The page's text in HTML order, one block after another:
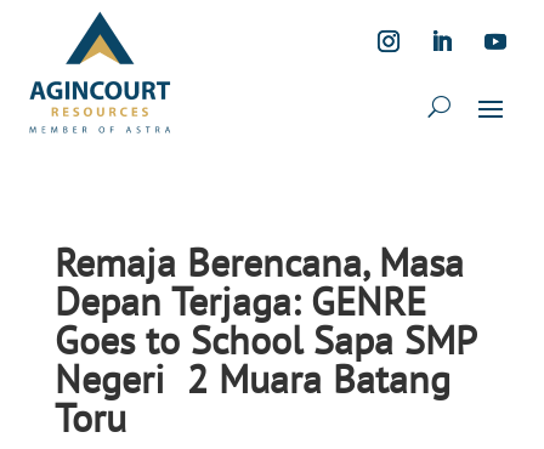
Remaja Berencana, Masa
Depan Terjaga: GENRE
Goes to School Sapa SMP
Negeri 2 Muara Batang
Toru